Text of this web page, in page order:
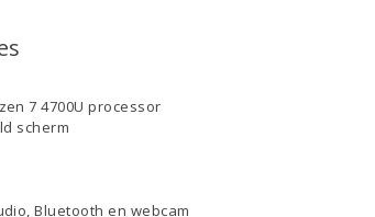
7 4700U processor
scherm
Bluetooth en webcam